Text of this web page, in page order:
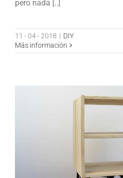
pero nada [..]
11 - 04 - 2018 | DIY
Más información